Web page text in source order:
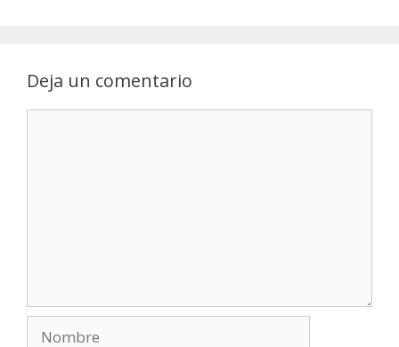
Deja un comentario